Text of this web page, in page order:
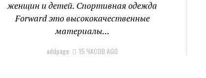
женщин и детей. Спортивная одежда
Forward это высококачественные
материалы...
addpage 15 ЧАСОВ AGO